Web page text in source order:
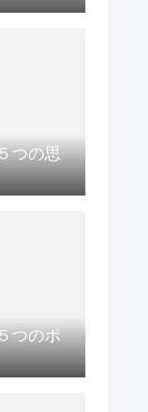
つの思
つのポ